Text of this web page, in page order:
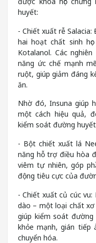
huyết:
- Chiết xuất rễ
hai hoạt chất sinh
Kotalanol. Các
năng ức chế mạnh
ruột, giúp giảm đáng
ăn.
Nhờ đó, Insuna giúp
một cách hiệu quả,
kiểm soát đường
- Bột chiết xuất lá
năng hỗ trợ điều hòa
viêm tự nhiên, góp
động tiêu cực của
- Chiết xuất củ cúc vu:
dào – một loại chất
giúp kiểm soát
khỏe mạnh, gián tiếp
chuyển hóa.